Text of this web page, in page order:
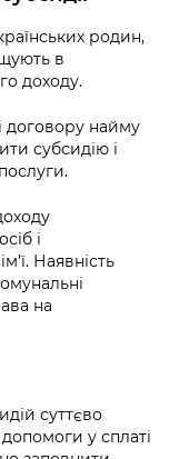
від
mass
родин,
в
доходу.
договору найму
субсидію і
і
Наявність
на
суттєво
у сплаті